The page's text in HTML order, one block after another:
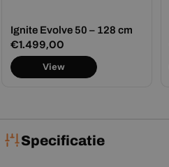
Ignite Evolve 50 – 128 cm
Normale
prijs
€1.499,00
View
Specificatie